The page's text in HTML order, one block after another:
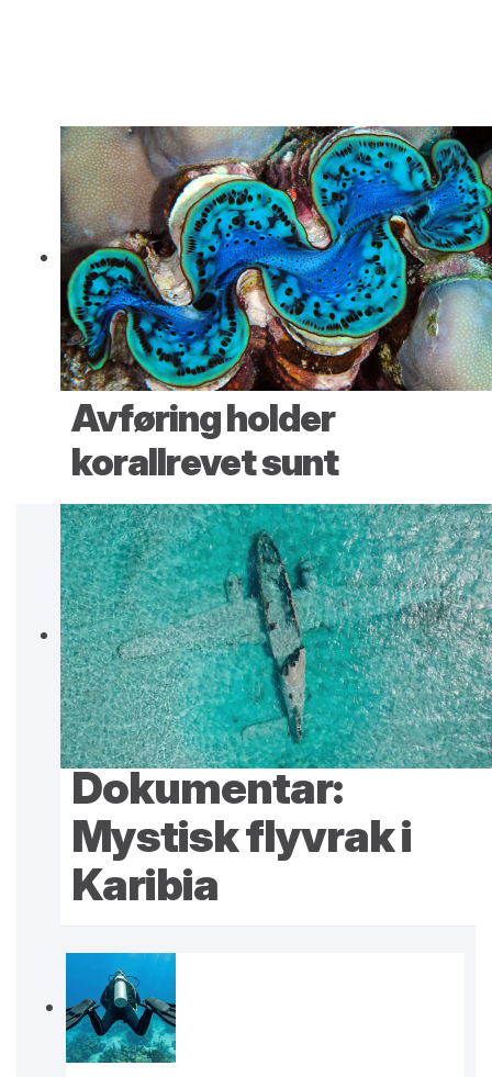
Avføring holder
korallrevet sunt
Dokumentar:
Mystisk flyvrak i
Karibia